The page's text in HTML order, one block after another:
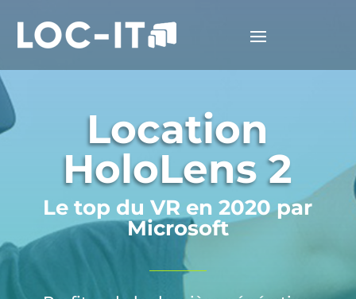
Location
HoloLens 2
Le top du VR en 2020 par
Microsoft